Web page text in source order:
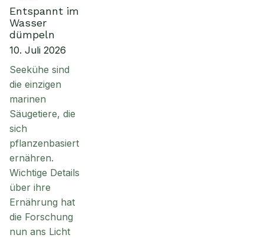
Entspannt im
Wasser
dümpeln
10. Juli 2026
Seekühe sind
die einzigen
marinen
Säugetiere, die
sich
pflanzenbasiert
ernähren.
Wichtige Details
über ihre
Ernährung hat
die Forschung
nun ans Licht